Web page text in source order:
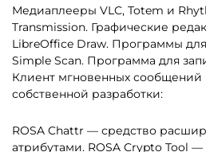
Медиаплееры VLC, Totem и
Transmission. Графические
LibreOffice Draw. Программы для
Simple Scan. Программа для
Клиент мгновенных сообщений
собственной разработки:
ROSA Chattr — средство
атрибутами. ROSA Crypto Tool